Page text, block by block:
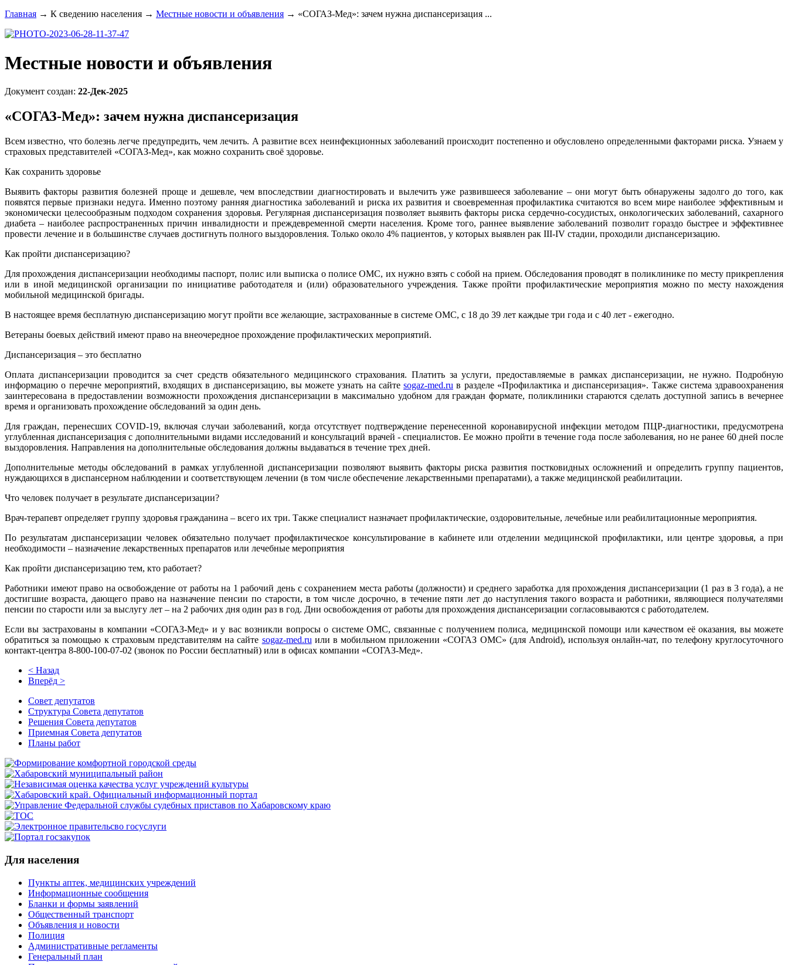
Главная → К сведению населения → Местные новости и объявления → «СОГАЗ-Мед»: зачем нужна диспансеризация ...
Местные новости и объявления
Документ создан: 22-Дек-2025
«СОГАЗ-Мед»: зачем нужна диспансеризация
Всем известно, что болезнь легче предупредить, чем лечить. А развитие всех неинфекционных заболеваний происходит постепенно и обусловлено определенными факторами риска. Узнаем у
страховых представителей «СОГАЗ-Мед», как можно сохранить своё здоровье.
Как сохранить здоровье
Выявить факторы развития болезней проще и дешевле, чем впоследствии диагностировать и вылечить уже развившееся заболевание – они могут быть обнаружены задолго до того, как
появятся первые признаки недуга. Именно поэтому ранняя диагностика заболеваний и риска их развития и своевременная профилактика считаются во всем мире наиболее эффективным и
экономически целесообразным подходом сохранения здоровья. Регулярная диспансеризация позволяет выявить факторы риска сердечно-сосудистых, онкологических заболеваний, сахарного
диабета – наиболее распространенных причин инвалидности и преждевременной смерти населения. Кроме того, раннее выявление заболеваний позволит гораздо быстрее и эффективнее
провести лечение и в большинстве случаев достигнуть полного выздоровления. Только около 4% пациентов, у которых выявлен рак III-IV стадии, проходили диспансеризацию.
Как пройти диспансеризацию?
Для прохождения диспансеризации необходимы паспорт, полис или выписка о полисе ОМС, их нужно взять с собой на прием. Обследования проводят в поликлинике по месту прикрепления
или в иной медицинской организации по инициативе работодателя и (или) образовательного учреждения. Также пройти профилактические мероприятия можно по месту нахождения
мобильной медицинской бригады.
В настоящее время бесплатную диспансеризацию могут пройти все желающие, застрахованные в системе ОМС, с 18 до 39 лет каждые три года и с 40 лет - ежегодно.
Ветераны боевых действий имеют право на внеочередное прохождение профилактических мероприятий.
Диспансеризация – это бесплатно
Оплата диспансеризации проводится за счет средств обязательного медицинского страхования. Платить за услуги, предоставляемые в рамках диспансеризации, не нужно. Подробную
информацию о перечне мероприятий, входящих в диспансеризацию, вы можете узнать на сайте sogaz-med.ru в разделе «Профилактика и диспансеризация». Также система здравоохранения
заинтересована в предоставлении возможности прохождения диспансеризации в максимально удобном для граждан формате, поликлиники стараются сделать доступной запись в вечернее
время и организовать прохождение обследований за один день.
Для граждан, перенесших COVID-19, включая случаи заболеваний, когда отсутствует подтверждение перенесенной коронавирусной инфекции методом ПЦР-диагностики, предусмотрена
углубленная диспансеризация с дополнительными видами исследований и консультаций врачей - специалистов. Ее можно пройти в течение года после заболевания, но не ранее 60 дней после
выздоровления. Направления на дополнительные обследования должны выдаваться в течение трех дней.
Дополнительные методы обследований в рамках углубленной диспансеризации позволяют выявить факторы риска развития постковидных осложнений и определить группу пациентов,
нуждающихся в диспансерном наблюдении и соответствующем лечении (в том числе обеспечение лекарственными препаратами), а также медицинской реабилитации.
Что человек получает в результате диспансеризации?
Врач-терапевт определяет группу здоровья гражданина – всего их три. Также специалист назначает профилактические, оздоровительные, лечебные или реабилитационные мероприятия.
По результатам диспансеризации человек обязательно получает профилактическое консультирование в кабинете или отделении медицинской профилактики, или центре здоровья, а при
необходимости – назначение лекарственных препаратов или лечебные мероприятия
Как пройти диспансеризацию тем, кто работает?
Работники имеют право на освобождение от работы на 1 рабочий день с сохранением места работы (должности) и среднего заработка для прохождения диспансеризации (1 раз в 3 года), а не
достигшие возраста, дающего право на назначение пенсии по старости, в том числе досрочно, в течение пяти лет до наступления такого возраста и работники, являющиеся получателями
пенсии по старости или за выслугу лет – на 2 рабочих дня один раз в год. Дни освобождения от работы для прохождения диспансеризации согласовываются с работодателем.
Если вы застрахованы в компании «СОГАЗ-Мед» и у вас возникли вопросы о системе ОМС, связанные с получением полиса, медицинской помощи или качеством её оказания, вы можете
обратиться за помощью к страховым представителям на сайте sogaz-med.ru или в мобильном приложении «СОГАЗ ОМС» (для Android), используя онлайн-чат, по телефону круглосуточного
контакт-центра 8-800-100-07-02 (звонок по России бесплатный) или в офисах компании «СОГАЗ-Мед».
< Назад
Вперёд >
Совет депутатов
Структура Совета депутатов
Решения Совета депутатов
Приемная Совета депутатов
Планы работ
Для населения
Пункты аптек, медицинских учреждений
Информационные сообщения
Бланки и формы заявлений
Общественный транспорт
Объявления и новости
Полиция
Административные регламенты
Генеральный план